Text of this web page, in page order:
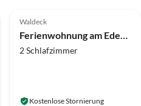
Waldeck
2 Schlafzimmer
Kostenlose Stornierung